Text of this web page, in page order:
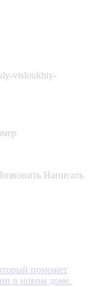
visloukhiy-
Написать
поможет
в новом доме.